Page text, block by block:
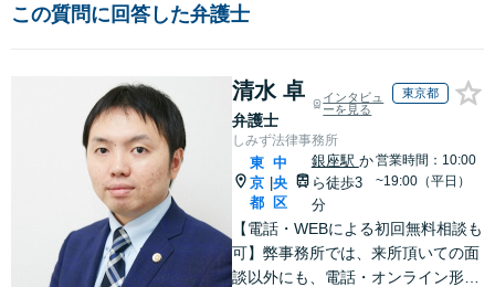
この質問に回答した弁護士
清水 卓
弁護士
インタビュ
ーを見る
東京都
しみず法律事務所
東
京
都
|
中
央
区
銀座駅 か
ら徒歩3
分
営業時間：10:00
~19:00（平日）
【電話・WEBによる初回無料相談も
可】弊事務所では、来所頂いての面
談以外にも、電話・オンライン形式